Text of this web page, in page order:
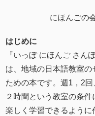
にほんごの
はじめに
『いっぽ にほんご さん
は、地域の日本語教室
ための本です。週1，2
２時間という教室の条
楽しく学習できるように